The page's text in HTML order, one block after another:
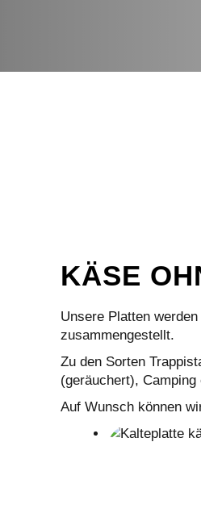
KÄSE
Unsere Platten
zusammengestellt.
Zu den Sorten
(geräuchert),
Auf Wunsch können